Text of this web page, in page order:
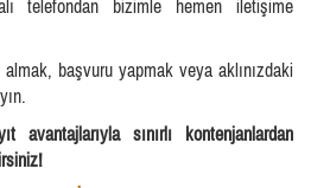
telefondan bizimle hemen iletişime
başvuru yapmak veya aklınızdaki
sınırlı kontenjanlardan